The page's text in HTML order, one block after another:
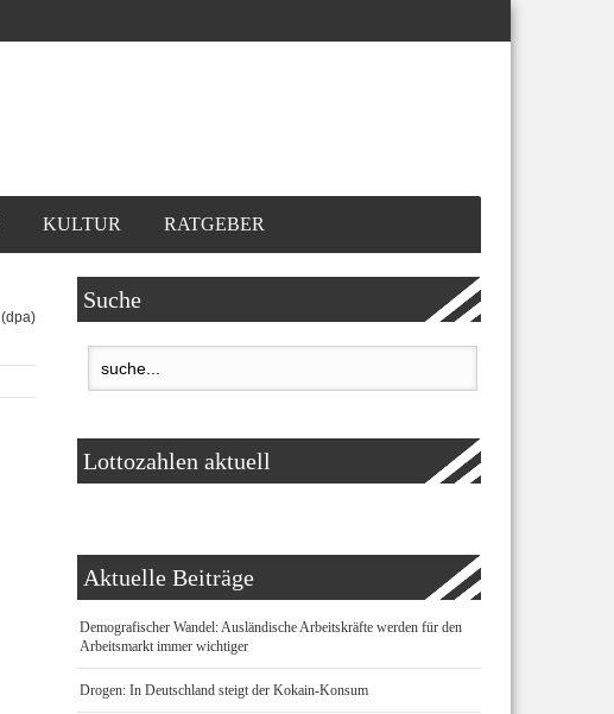
KULTUR RATGEBER
(dpa)
Suche
Lottozahlen aktuell
Aktuelle Beiträge
Demografischer Wandel: Ausländische Arbeitskräfte werden für den
Arbeitsmarkt immer wichtiger
Drogen: In Deutschland steigt der Kokain-Konsum